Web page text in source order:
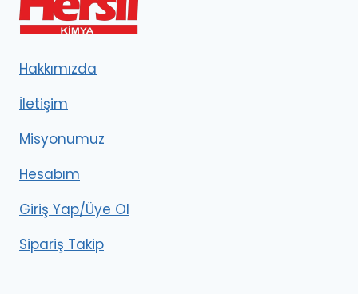
Hakkımızda
İletişim
Misyonumuz
Hesabım
Giriş Yap/Üye Ol
Sipariş Takip